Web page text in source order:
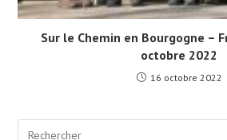
Sur le Chemin en Bourgogne –
octobre 2022
16 octobre 2022